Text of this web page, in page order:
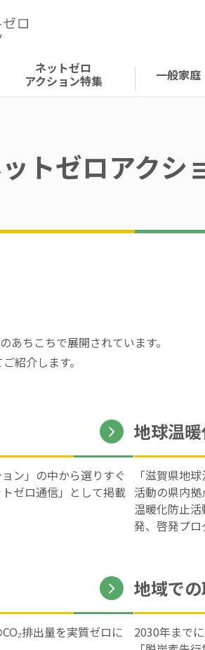
ネットゼロ
アクション特集 一般家庭
トゼロアクシ
あちこちで展開されています。
紹介します。
ン」の中から選りすぐ
ゼロ通信」として掲載
地球温
「滋賀県地
活動の県内
温暖化防止
発、啓発プロ
排出量を実質ゼロに
地域で
2030年まで